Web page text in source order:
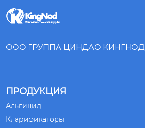
ООО ГРУППА ЦИНДАО КИНГНОД
ПРОДУКЦИЯ
Альгицид
Кларификаторы